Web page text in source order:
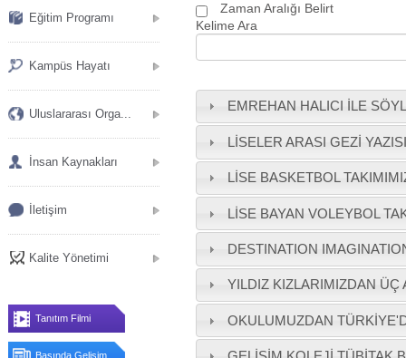
Eğitim Programı
Kampüs Hayatı
Uluslararası Orga...
İnsan Kaynakları
İletişim
Kalite Yönetimi
Tanıtım Filmi
Basında Gelişim
Zaman Aralığı Belirt
Kelime Ara
EMREHAN HALICI İLE
LİSELER ARASI GEZİ
LİSE BASKETBOL
LİSE BAYAN VOLEYBOL
DESTINATION
YILDIZ KIZLARIMIZDAN ÜÇ
OKULUMUZDAN